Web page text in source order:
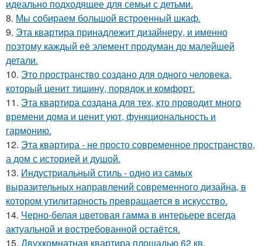
идеально подходящее для семьи с детьми.
8. Мы собираем большой встроенный шкаф.
9. Эта квартира принадлежит дизайнеру, и именно
поэтому каждый её элемент продуман до малейшей
детали.
10. Это пространство создано для одного человека,
который ценит тишину, порядок и комфорт.
11. Эта квартира создана для тех, кто проводит много
времени дома и ценит уют, функциональность и
гармонию.
12. Эта квартира - не просто современное пространство,
а дом с историей и душой.
13. Индустриальный стиль - одно из самых
выразительных направлений современного дизайна, в
котором утилитарность превращается в искусство.
14. Черно-белая цветовая гамма в интерьере всегда
актуальной и востребованной остаётся.
15. Двухкомнатная квартира площадью 62 кв.